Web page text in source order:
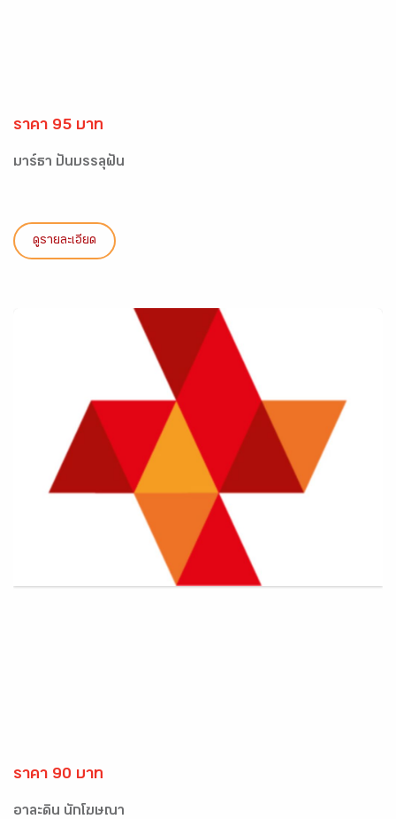
ราคา 95 บาท
มาร์ธา ปั่นบรรลุฝัน
ดูรายละเอียด
ราคา 90 บาท
อาละดิน นักโฆษณา